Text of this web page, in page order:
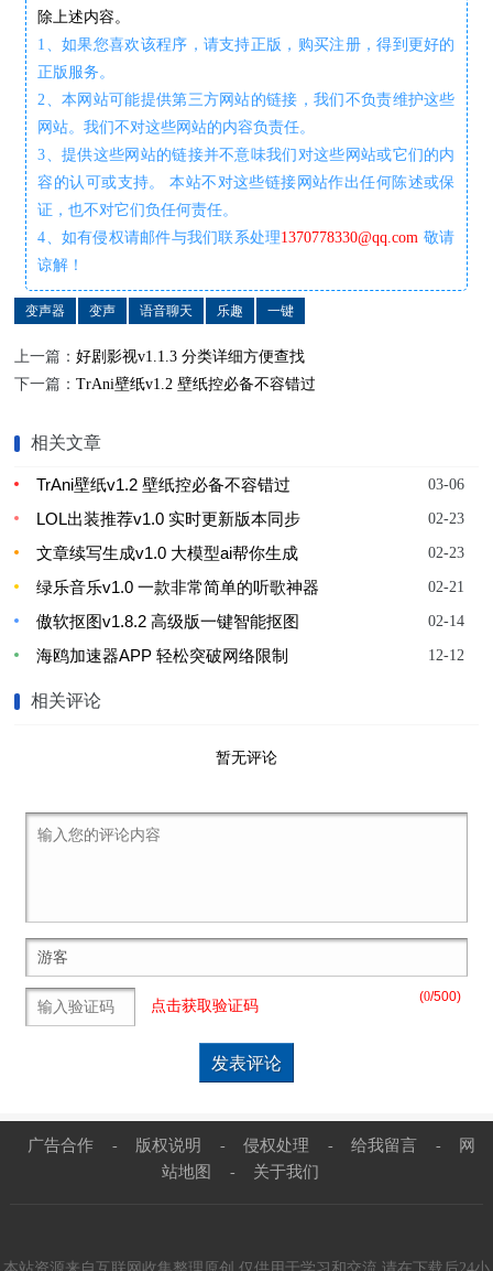
除上述内容。
1、如果您喜欢该程序，请支持正版，购买注册，得到更好的
正版服务。
2、本网站可能提供第三方网站的链接，我们不负责维护这些
网站。我们不对这些网站的内容负责任。
3、提供这些网站的链接并不意味我们对这些网站或它们的内
容的认可或支持。 本站不对这些链接网站作出任何陈述或保
证，也不对它们负任何责任。
4、如有侵权请邮件与我们联系处理1370778330@qq.com 敬请
谅解！
变声器 变声 语音聊天 乐趣 一键
上一篇：好剧影视v1.1.3 分类详细方便查找
下一篇：TrAni壁纸v1.2 壁纸控必备不容错过
相关文章
03-06
TrAni壁纸v1.2 壁纸控必备不容错过
02-23
LOL出装推荐v1.0 实时更新版本同步
02-23
文章续写生成v1.0 大模型ai帮你生成
02-21
绿乐音乐v1.0 一款非常简单的听歌神器
02-14
傲软抠图v1.8.2 高级版一键智能抠图
12-12
海鸥加速器APP 轻松突破网络限制
相关评论
暂无评论
(0/500)
点击获取验证码
广告合作 - 版权说明 - 侵权处理 - 给我留言 -
网
站地图
- 关于我们